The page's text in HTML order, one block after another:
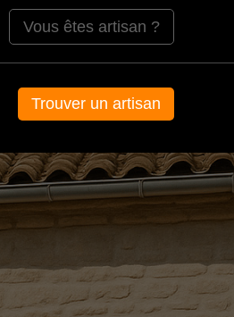
Vous êtes artisan ?
Trouver un artisan